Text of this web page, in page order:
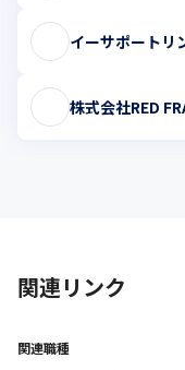
イーサポートリ
株式会社RED
関連リンク
関連職種